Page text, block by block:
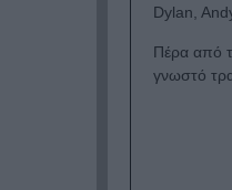
Dylan,
Πέρα από
γνωστό